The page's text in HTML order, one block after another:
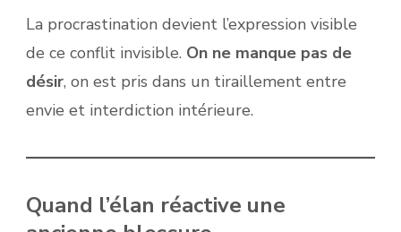
La procrastination devient l’expression visible
de ce conflit invisible. On ne manque pas de
désir, on est pris dans un tiraillement entre
envie et interdiction intérieure.
Quand l’élan réactive une